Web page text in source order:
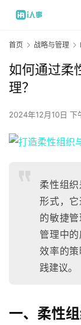
首页 战略与管理
如何通过柔
理？
2024年12月10日 下
柔性组
形式，
的敏捷
管理中
效率的
践建议。
一、柔性